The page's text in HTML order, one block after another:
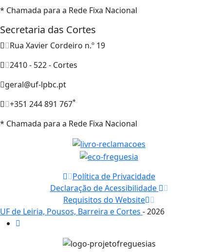
* Chamada para a Rede Fixa Nacional
Secretaria das Cortes
Rua Xavier Cordeiro n.º 19
2410 - 522 - Cortes
geral@uf-lpbc.pt
+351 244 891 767*
* Chamada para a Rede Fixa Nacional
Política de Privacidade
Declaração de Acessibilidade
Requisitos do Website
UF de Leiria, Pousos, Barreira e Cortes - 2026